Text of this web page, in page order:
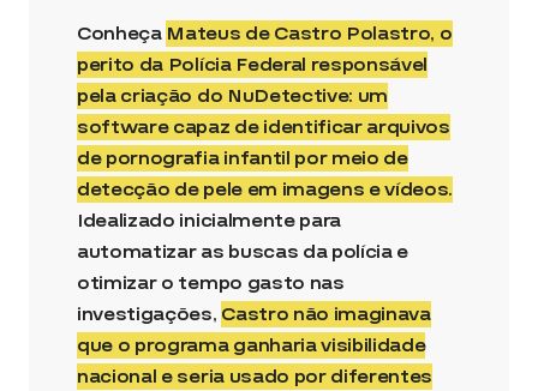
Conheça Mateus de Castro Polastro, o
perito da Polícia Federal responsável
pela criação do NuDetective: um
software capaz de identificar arquivos
de pornografia infantil por meio de
detecção de pele em imagens e vídeos.
Idealizado inicialmente para
automatizar as buscas da polícia e
otimizar o tempo gasto nas
investigações, Castro não imaginava
que o programa ganharia visibilidade
nacional e seria usado por diferentes